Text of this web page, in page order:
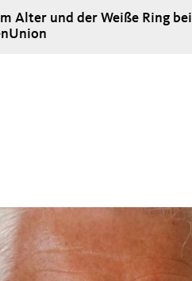
Alter und der Weiße Ring bei